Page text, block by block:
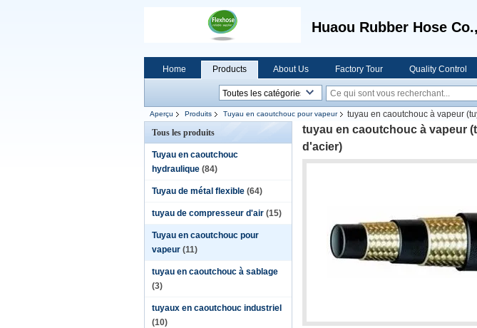
Huaou Rubber Hose
Home Products About Us Factory Tour Quality Control
Aperçu Produits Tuyau en caoutchouc pour vapeur
tuyau en caoutchouc à vapeur
Tous les produits
Tuyau en caoutchouc
hydraulique (84)
Tuyau de métal flexible (64)
tuyau de compresseur d'air (15)
Tuyau en caoutchouc pour
vapeur (11)
tuyau en caoutchouc à sablage
(3)
tuyaux en caoutchouc industriel
(10)
tuyau en caoutchouc à vapeur
d'acier)